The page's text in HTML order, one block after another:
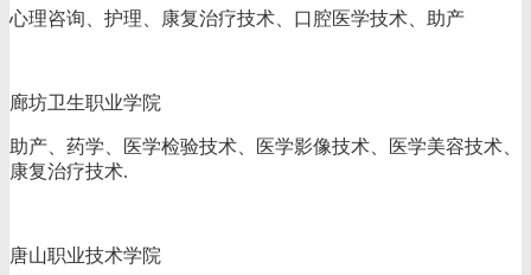
心理咨询、护理、康复治疗技术、口腔医学技术、助产
廊坊卫生职业学院
助产、药学、医学检验技术、医学影像技术、医学美容技术、
康复治疗技术.
唐山职业技术学院